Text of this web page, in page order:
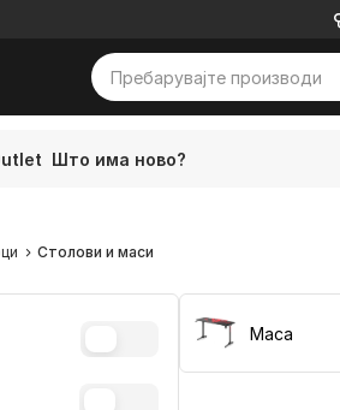
Што има ново?
Столови и маси
Маса